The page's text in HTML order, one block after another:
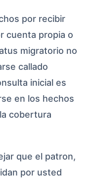
por recibir
cuenta propia o
migratorio no
callado
inicial es
en los hechos
cobertura
que el patron,
por usted